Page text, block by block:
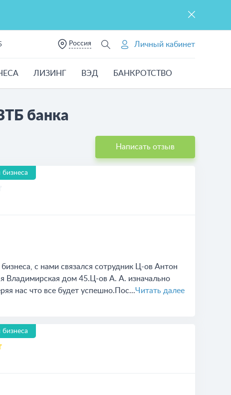
Россия Личный кабинет
ЛИЗИНГ ВЭД БАНКРОТСТВО
банка
Написать отзыв
с нами связался сотрудник Ц-ов Антон
Владимирская дом 45.Ц-ов А. А. изначально
нас что все будет успешно.Пос...Читать далее